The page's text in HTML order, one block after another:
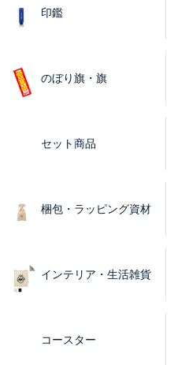
印鑑
のぼり旗・旗
セット商品
梱包・ラッピング資材
インテリア・生活雑貨
コースター